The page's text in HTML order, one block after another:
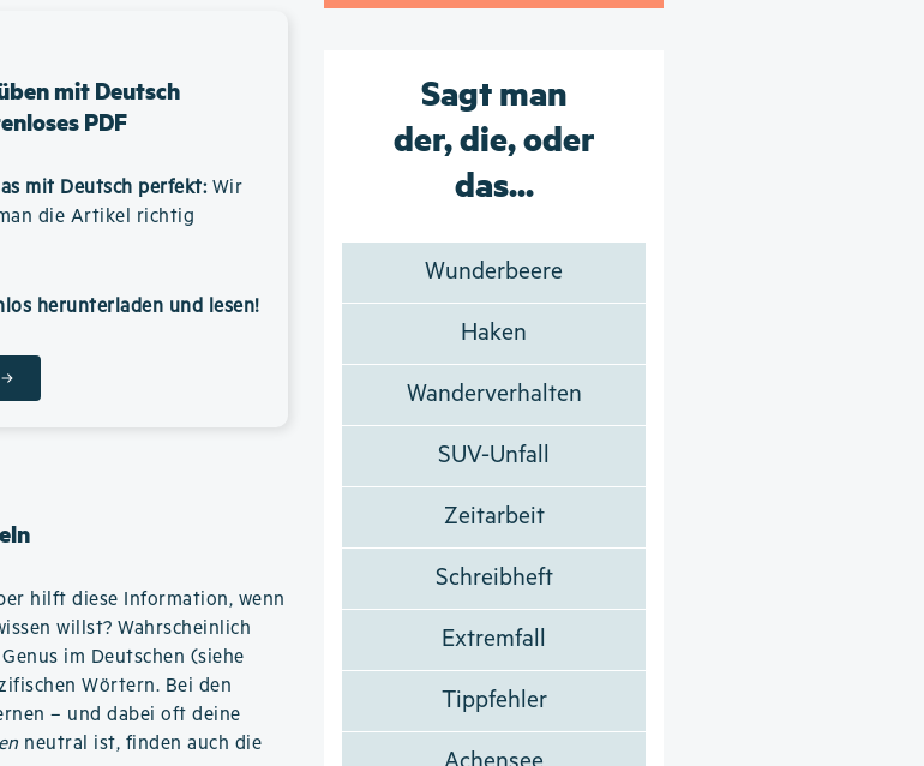
mit Deutsch
PDF
mit Deutsch perfekt: Wir
die Artikel richtig
herunterladen und lesen!
hilft diese Information, wenn
willst? Wahrscheinlich
im Deutschen (siehe
Wörtern. Bei den
– und dabei oft deine
neutral ist, finden auch die
Sagt man
der, die, oder
das...
Wunderbeere
Haken
Wanderverhalten
SUV-Unfall
Zeitarbeit
Schreibheft
Extremfall
Tippfehler